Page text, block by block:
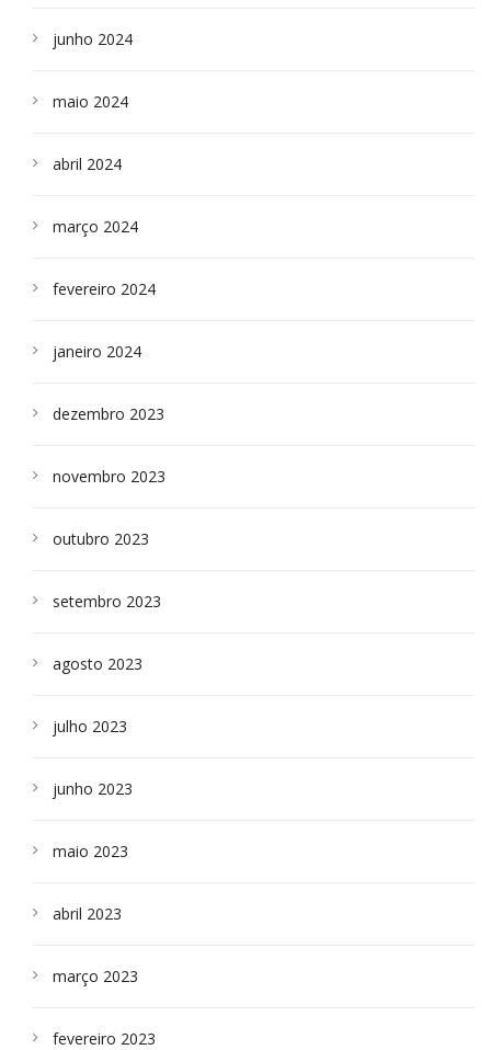
junho 2024
maio 2024
abril 2024
março 2024
fevereiro 2024
janeiro 2024
dezembro 2023
novembro 2023
outubro 2023
setembro 2023
agosto 2023
julho 2023
junho 2023
maio 2023
abril 2023
março 2023
fevereiro 2023